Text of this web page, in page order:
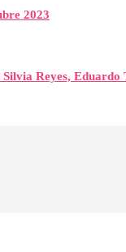
2023
Reyes,